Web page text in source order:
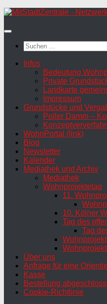
Zum
springen
Suchen
nach:
Infos
Bedeutung
Private
Landkarte
Impressum
Grundstücke und
Poller Damm –
WohnPortal (link)
Blog
Newsletter
Kalender
Mediathek und Archiv
Mediathek
Wohnprojektetag
11.
10. Kölner
Tag des
Tag
Über uns
Anfrage für eine
Kasse
Bestellung
Cookie-Richtlinie